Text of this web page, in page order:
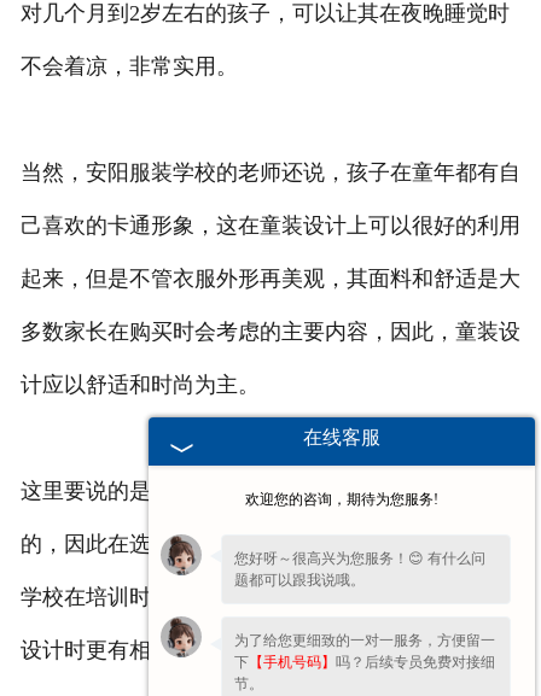
承接业务
对几个月到2岁左右的孩子，可以让其在夜晚睡觉时
不会着凉，非常实用。
当然，安阳服装学校的老师还说，孩子在童年都有自
己喜欢的卡通形象，这在童装设计上可以很好的利用
起来，但是不管衣服外形再美观，其面料和舒适是大
多数家长在购买时会考虑的主要内容，因此，童装设
计应以舒适和时尚为主。
这里要说的是，由于现在的妈妈大多是年轻而又时尚
的，因此在选择童装时想法也会更多，所以安阳服装
学校在培训时也会为大家定制一些手工课程，让您在
设计时更有相象力。
在线客服
欢迎您的咨询，期待为您服务!
您好呀～很高兴为您服务！😊 有什么问
题都可以跟我说哦。
为了给您更细致的一对一服务，方便留一
下 【手机号码】 吗？后续专员免费对接细
节。